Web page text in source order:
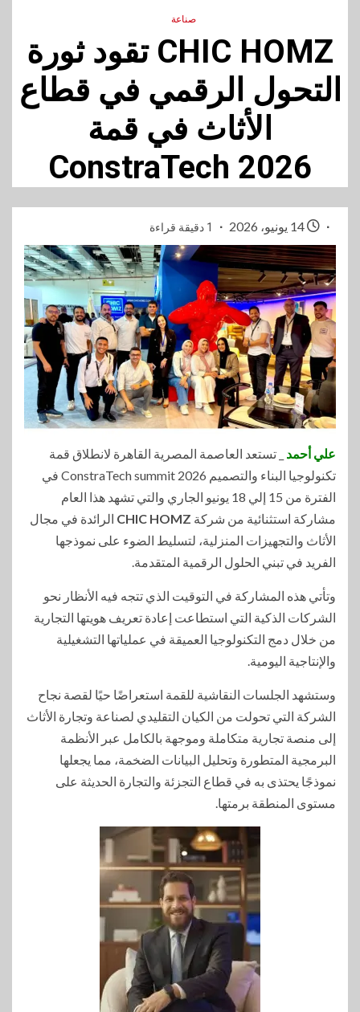
صناعة
CHIC HOMZ تقود ثورة
التحول الرقمي في قطاع
الأثاث في قمة
ConstraTech 2026
1 دقيقة قراءة
علي أحمد
_ تستعد العاصمة المصرية القاهرة لانطلاق قمة
تكنولوجيا البناء والتصميم ConstraTech summit 2026 في
الفترة من 15 إلي 18 يونيو الجاري والتي تشهد هذا العام
مشاركة استثنائية من شركة CHIC HOMZ الرائدة في مجال
الأثاث والتجهيزات المنزلية، لتسليط الضوء على نموذجها
الفريد في تبني الحلول الرقمية المتقدمة.
وتأتي هذه المشاركة في التوقيت الذي تتجه فيه الأنظار نحو
الشركات الذكية التي استطاعت إعادة تعريف هويتها التجارية
من خلال دمج التكنولوجيا العميقة في عملياتها التشغيلية
والإنتاجية اليومية.
وستشهد الجلسات النقاشية للقمة استعراضًا حيًا لقصة نجاح
الشركة التي تحولت من الكيان التقليدي لصناعة وتجارة الأثاث
إلى منصة تجارية متكاملة وموجهة بالكامل عبر الأنظمة
البرمجية المتطورة وتحليل البيانات الضخمة، مما يجعلها
نموذجًا يحتذى به في قطاع التجزئة والتجارة الحديثة على
مستوى المنطقة برمتها.